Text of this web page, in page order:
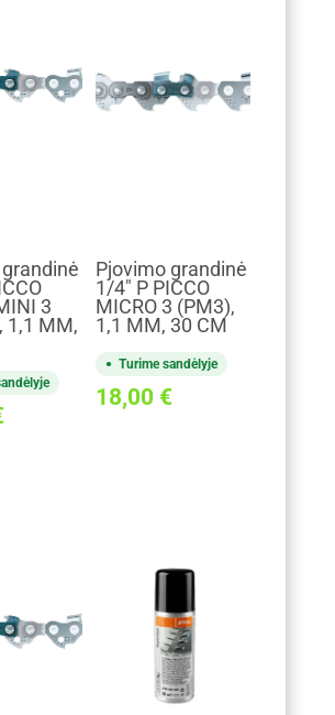
3
1,1 MM,
Pjovimo grandinė
1/4" P PICCO
MICRO 3 (PM3),
1,1 MM, 30 CM
Turime sandėlyje
18,00 €